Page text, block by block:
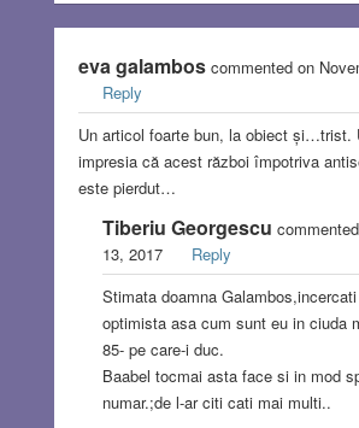
eva galamboscommented on
Reply
Un articol foarte bun, la obiect și…trist.
impresia că acest război împotriva
este pierdut…
Tiberiu Georgescu
13, 2017
Reply
Stimata doamna
optimista asa cum sunt eu in ciuda
85- pe care-i duc.
Baabel tocmai asta face si in mod
numar.;de l-ar citi cati mai multi..